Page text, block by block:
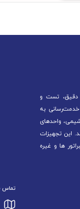
دقیق، تست و
در خدمت‌رسانی به
واحدهای
این تجهیزات
ها و غیره
تماس